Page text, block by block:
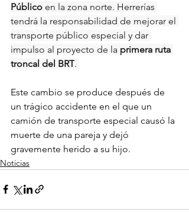
Público en la zona norte. Herrerías
tendrá la responsabilidad de mejorar el
transporte público especial y dar
impulso al proyecto de la primera ruta
troncal del BRT.
Este cambio se produce después de
un trágico accidente en el que un
camión de transporte especial causó la
muerte de una pareja y dejó
gravemente herido a su hijo.
Noticias